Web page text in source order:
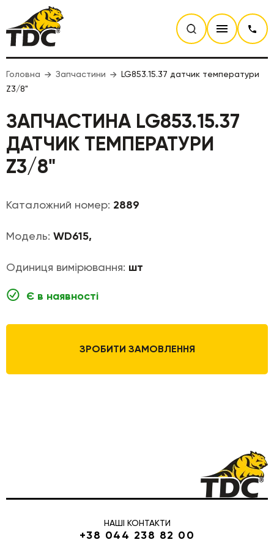
Головна Запчастини
LG853.15.37 датчик температури
Z3/8"
ЗАПЧАСТИНА LG853.15.37
ДАТЧИК ТЕМПЕРАТУРИ
Z3/8"
Каталожний номер: 2889
Модель: WD615,
Одиниця вимірювання: шт
Є в наявності
ЗРОБИТИ ЗАМОВЛЕННЯ
НАШІ КОНТАКТИ
+38 044 238 82 00